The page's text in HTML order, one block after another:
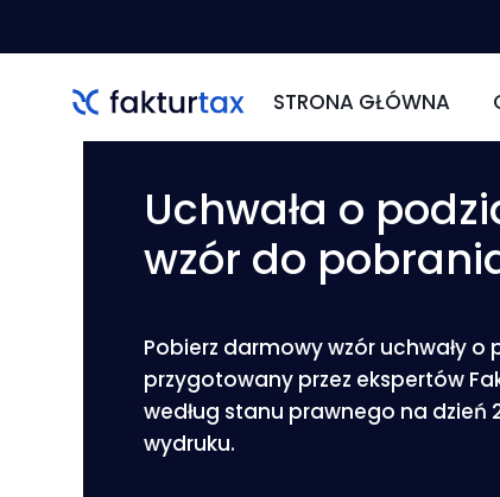
STRONA GŁÓWNA
Uchwała o
wzór do
Pobierz darmowy wzór uchwały
przygotowany przez ekspertów
według stanu prawnego na dzień
wydruku.